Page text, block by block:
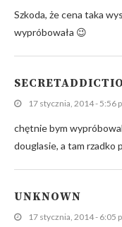
Szkoda, że cena taka
wypróbowała 😉
17 stycznia, 2014 - 5:56
chętnie bym
douglasie, a tam rzadko
UNKNOWN
17 stycznia, 2014 - 6:05